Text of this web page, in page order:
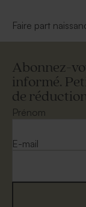
Faire part
Abonnez-
informé.
de
Prénom
E-mail